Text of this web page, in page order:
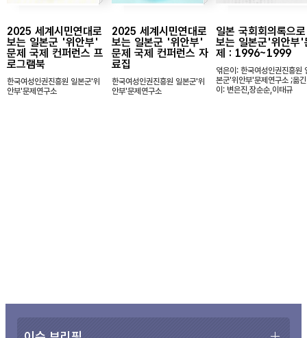
2025 세계시민연대로
보는 일본군 '위안부'
문제 국제 컨퍼런스 프
로그램북
한국여성인권진흥원 일본군'위
안부'문제연구소
2025 세계시민연대로
보는 일본군 '위안부'
문제 국제 컨퍼런스 자
료집
한국여성인권진흥원 일본군'위
안부'문제연구소
일본 국회회의록으로
보는 일본군'위안부'
제 : 1996~1999
엮은이: 한국여성인권진흥원
본군'위안부'문제연구소 ;옮긴
이: 변은진,장순순,이태규